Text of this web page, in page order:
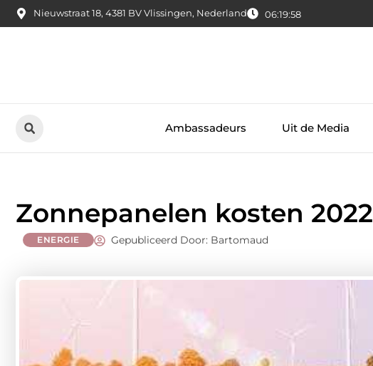
Nieuwstraat 18, 4381 BV Vlissingen, Nederland 06:19:59
Ambassadeurs Uit de Media
Zonnepanelen kosten 2022
ENERGIE Gepubliceerd Door: Bartomaud